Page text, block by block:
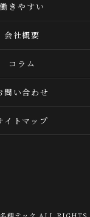
働きやすい
会社概要
コラム
問い合わせ
イトマップ
翔テック ALL RIGHTS